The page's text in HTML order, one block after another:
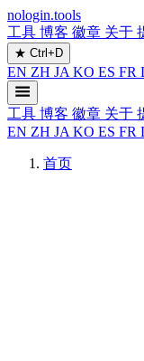
nologin.tools
工具 博客 徽章 关于
★ Ctrl+D
EN ZH JA KO ES FR
工具 博客 徽章 关于
EN ZH JA KO ES FR
首页